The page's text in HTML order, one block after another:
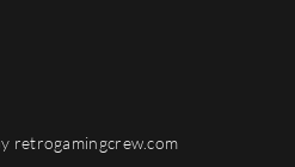
retrogamingcrew.com